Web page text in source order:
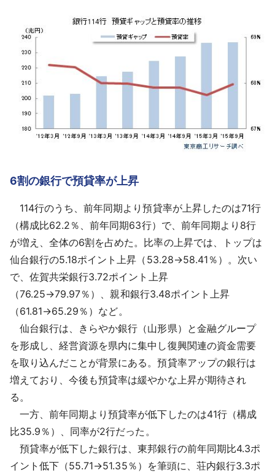
6割の銀行で預貸率が上昇
114行のうち、前年同期より預貸率が上昇したのは71行
（構成比62.2％、前年同期63行）で、前年同期より8行
が増え、全体の6割を占めた。比率の上昇では、トップは
仙台銀行の5.18ポイント上昇（53.28→58.41％）。次い
で、佐賀共栄銀行3.72ポイント上昇
（76.25→79.97％）、親和銀行3.48ポイント上昇
（61.81→65.29％）など。
仙台銀行は、きらやか銀行（山形県）と金融グループ
を形成し、経営資源を県内に集中し復興関連の資金需要
を取り込んだことが背景にある。預貸率アップの銀行は
増えており、今後も預貸率は緩やかな上昇が期待され
る。
一方、前年同期より預貸率が低下したのは41行（構成
比35.9％）、同率が2行だった。
預貸率が低下した銀行は、東邦銀行の前年同期比4.3ポ
イント低下（55.71→51.35％）を筆頭に、荘内銀行3.3ポ